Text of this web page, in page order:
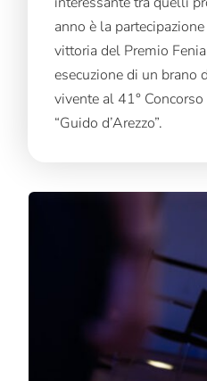
anno è la
vittoria del Premio
esecuzione di un brano
vivente al 41°
“Guido d’Arezzo”.